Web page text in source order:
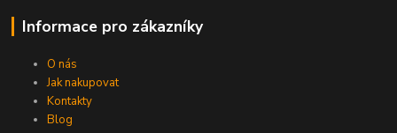
Informace pro zákazníky
O nás
Jak nakupovat
Kontakty
Blog